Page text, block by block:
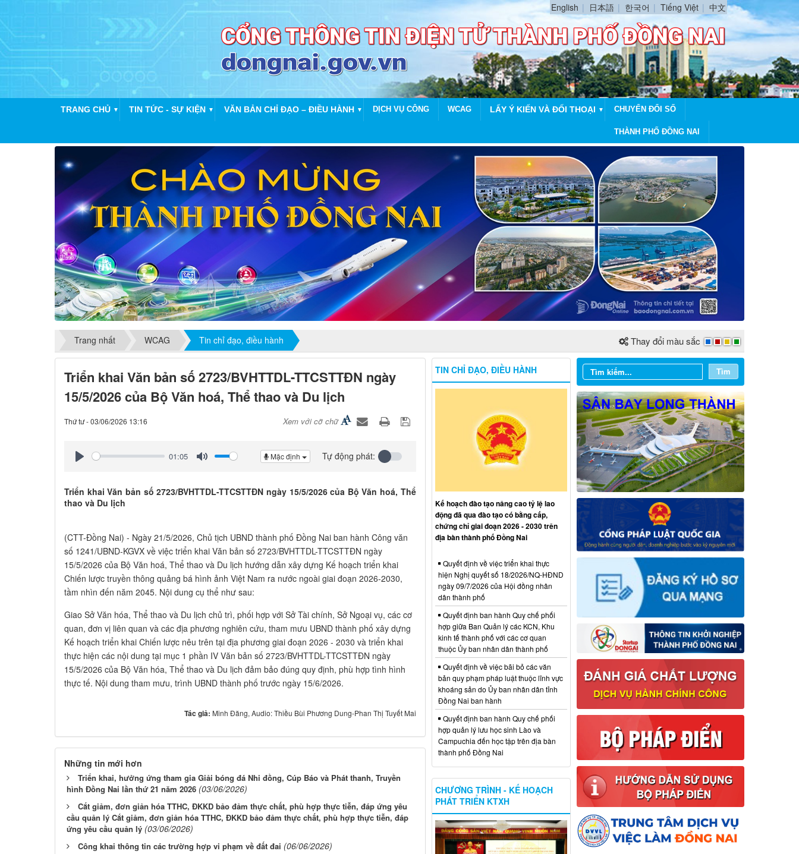
English 日本語 한국어 Tiếng Việt 中文
TRANG CHỦ ▼ TIN TỨC - SỰ KIỆN ▼ VĂN BẢN CHỈ ĐẠO – ĐIỀU HÀNH ▼ DỊCH VỤ CÔNG WCAG LẤY Ý KIẾN VÀ ĐỐI THOẠI ▼ CHUYỂN ĐỔI SỐ
THÀNH PHỐ ĐỒNG NAI
Trang nhất WCAG Tin chỉ đạo, điều hành Thay đổi màu sắc
Triển khai Văn bản số 2723/BVHTTDL-TTCSTTĐN ngày
15/5/2026 của Bộ Văn hoá, Thể thao và Du lịch
Thứ tư - 03/06/2026 13:16 Xem với cỡ chữ
01:05 Mặc định Tự động phát:
Triển khai Văn bản số 2723/BVHTTDL-TTCSTTĐN ngày 15/5/2026 của Bộ Văn hoá, Thể
thao và Du lịch
(CTT-Đồng Nai) - Ngày 21/5/2026, Chủ tịch UBND thành phố Đồng Nai ban hành Công văn
số 1241/UBND-KGVX về việc triển khai Văn bản số 2723/BVHTTDL-TTCSTTĐN ngày
15/5/2026 của Bộ Văn hoá, Thể thao và Du lịch hướng dẫn xây dựng Kế hoạch triển khai
Chiến lược truyền thông quảng bá hình ảnh Việt Nam ra nước ngoài giai đoạn 2026-2030,
tầm nhìn đến năm 2045. Nội dung cụ thể như sau:
Giao Sở Văn hóa, Thể thao và Du lịch chủ trì, phối hợp với Sở Tài chính, Sở Ngoại vụ, các cơ
quan, đơn vị liên quan và các địa phương nghiên cứu, tham mưu UBND thành phố xây dựng
Kế hoạch triển khai Chiến lược nêu trên tại địa phương giai đoạn 2026 - 2030 và triển khai
thực hiện các nội dung tại mục 1 phần IV Văn bản số 2723/BVHTTDL-TTCSTTĐN ngày
15/5/2026 của Bộ Văn hóa, Thể thao và Du lịch đảm bảo đúng quy định, phù hợp tình hình
thực tế. Nội dung tham mưu, trình UBND thành phố trước ngày 15/6/2026.
Tác giả: Minh Đăng, Audio: Thiều Bùi Phương Dung-Phan Thị Tuyết Mai
Những tin mới hơn
Triển khai, hưởng ứng tham gia Giải bóng đá Nhi đồng, Cúp Báo và Phát thanh, Truyền
hình Đồng Nai lần thứ 21 năm 2026 (03/06/2026)
Cắt giảm, đơn giản hóa TTHC, ĐKKD bảo đảm thực chất, phù hợp thực tiễn, đáp ứng yêu
cầu quản lý Cắt giảm, đơn giản hóa TTHC, ĐKKD bảo đảm thực chất, phù hợp thực tiễn, đáp
ứng yêu cầu quản lý (03/06/2026)
Công khai thông tin các trường hợp vi phạm về đất đai (06/06/2026)
Tìm
TIN CHỈ ĐẠO, ĐIỀU HÀNH
Kế hoạch đào tạo nâng cao tỷ lệ lao
động đã qua đào tạo có bằng cấp,
chứng chỉ giai đoạn 2026 - 2030 trên
địa bàn thành phố Đồng Nai
Quyết định về việc triển khai thực
hiện Nghị quyết số 18/2026/NQ-HĐND
ngày 09/7/2026 của Hội đồng nhân
dân thành phố
Quyết định ban hành Quy chế phối
hợp giữa Ban Quản lý các KCN, Khu
kinh tế thành phố với các cơ quan
thuộc Ủy ban nhân dân thành phố
Quyết định về việc bãi bỏ các văn
bản quy phạm pháp luật thuộc lĩnh vực
khoáng sản do Ủy ban nhân dân tỉnh
Đồng Nai ban hành
Quyết định ban hành Quy chế phối
hợp quản lý lưu học sinh Lào và
Campuchia đến học tập trên địa bàn
thành phố Đồng Nai
CHƯƠNG TRÌNH - KẾ HOẠCH
PHÁT TRIỂN KTXH